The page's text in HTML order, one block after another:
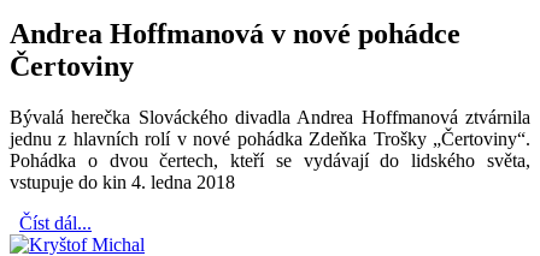
Andrea Hoffmanová v nové pohádce
Čertoviny
Bývalá herečka Slováckého divadla Andrea Hoffmanová ztvárnila
jednu z hlavních rolí v nové pohádka Zdeňka Trošky „Čertoviny“.
Pohádka o dvou čertech, kteří se vydávají do lidského světa,
vstupuje do kin 4. ledna 2018
Číst dál...